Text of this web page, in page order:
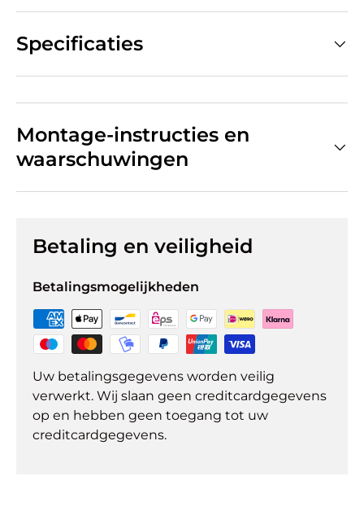
Specificaties
Montage-instructies en
waarschuwingen
Betaling en veiligheid
Betalingsmogelijkheden
Uw betalingsgegevens worden veilig
verwerkt. Wij slaan geen creditcardgegevens
op en hebben geen toegang tot uw
creditcardgegevens.